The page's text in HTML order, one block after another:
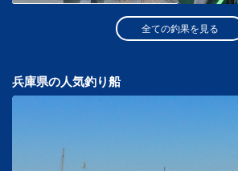
全ての釣果を見る
兵庫県の人気釣り船